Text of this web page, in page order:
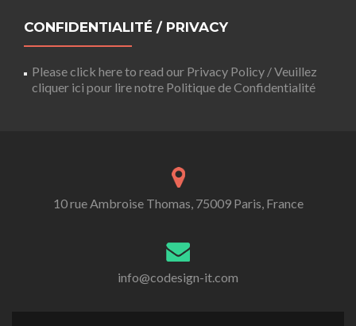
CONFIDENTIALITÉ / PRIVACY
Please click here to read our Privacy Policy / Veuillez
cliquer ici pour lire notre Politique de Confidentialité
10 rue Ambroise Thomas, 75009 Paris, France
info@codesign-it.com